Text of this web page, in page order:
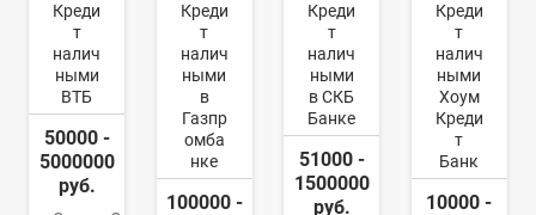
Креди
т
налич
ными
ВТБ
50000 -
5000000
руб.
Креди
т
налич
ными
в
Газпр
омба
нке
100000 -
Креди
т
налич
ными
в СКБ
Банке
51000 -
1500000
руб.
Креди
т
налич
ными
Хоум
Креди
т
Банк
10000 -